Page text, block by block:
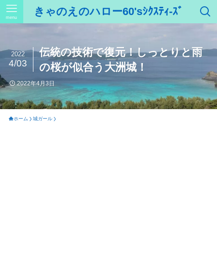
きゃのえのハロー60'sｼｸｽﾃｨ-ｽﾞ
menu
伝統の技術で復元！しっとりと雨
の桜が似合う大洲城！
2022
4/03
2022年4月3日
ホーム 城ガール